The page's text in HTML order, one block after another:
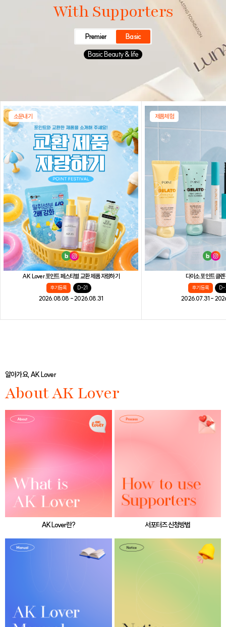
With Supporters
Premier
Basic
Basic Beauty & life
소문내기
AK Lover 포인트 페스티벌 교환 제품 자랑하기
후기등록 D-21
2026.08.08 - 2026.08.31
제품체험
다이소 포인트 클
후기등록 D-
2026.07.31 -
알아가요, AK Lover
About AK Lover
AK Lover란? 서포터즈 신청방법